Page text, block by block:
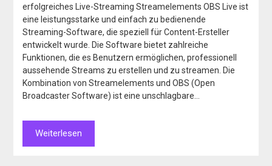
erfolgreiches Live-Streaming Streamelements OBS Live ist
eine leistungsstarke und einfach zu bedienende
Streaming-Software, die speziell für Content-Ersteller
entwickelt wurde. Die Software bietet zahlreiche
Funktionen, die es Benutzern ermöglichen, professionell
aussehende Streams zu erstellen und zu streamen. Die
Kombination von Streamelements und OBS (Open
Broadcaster Software) ist eine unschlagbare…
Weiterlesen